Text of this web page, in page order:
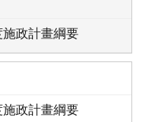
政計畫綱要
政計畫綱要